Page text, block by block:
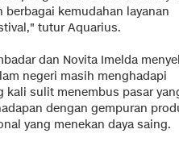
kemudahan layanan
tutur Aquarius.
dan Novita Imelda
negeri masih menghadapi
kali sulit menembus pasar
dengan gempuran
yang menekan daya saing.